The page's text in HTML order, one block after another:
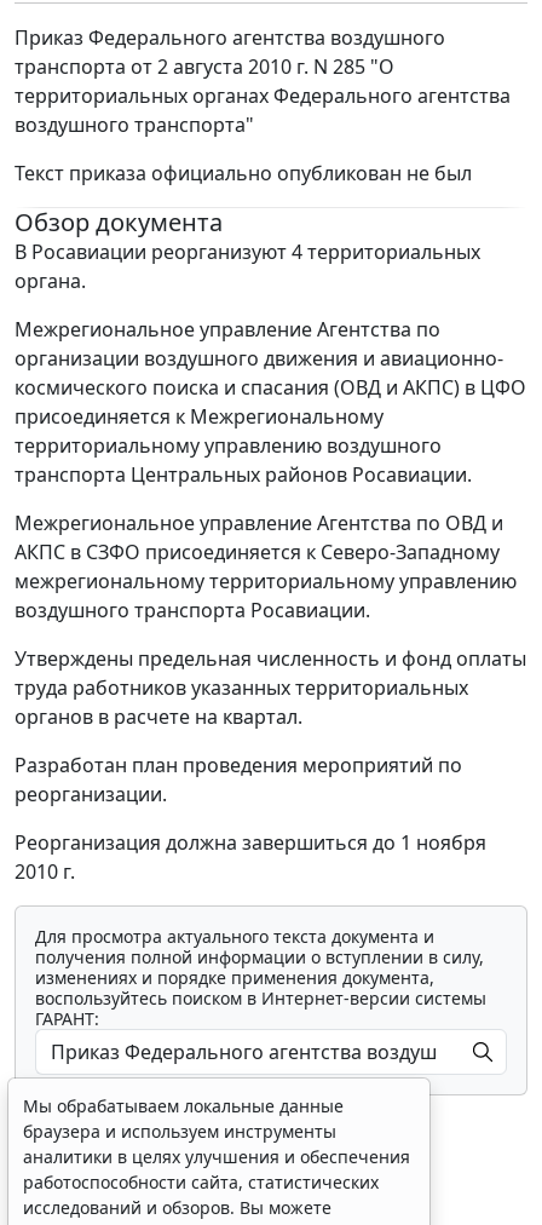
Приказ Федерального агентства воздушного
транспорта от 2 августа 2010 г. N 285 "О
территориальных органах Федерального агентства
воздушного транспорта"
Текст приказа официально опубликован не был
Обзор документа
В Росавиации реорганизуют 4 территориальных
органа.
Межрегиональное управление Агентства по
организации воздушного движения и авиационно-
космического поиска и спасания (ОВД и АКПС) в ЦФО
присоединяется к Межрегиональному
территориальному управлению воздушного
транспорта Центральных районов Росавиации.
Межрегиональное управление Агентства по ОВД и
АКПС в СЗФО присоединяется к Северо-Западному
межрегиональному территориальному управлению
воздушного транспорта Росавиации.
Утверждены предельная численность и фонд оплаты
труда работников указанных территориальных
органов в расчете на квартал.
Разработан план проведения мероприятий по
реорганизации.
Реорганизация должна завершиться до 1 ноября
2010 г.
Для просмотра актуального текста документа и
получения полной информации о вступлении в силу,
изменениях и порядке применения документа,
воспользуйтесь поиском в Интернет-версии системы
ГАРАНТ:
Показать все материалы
Мы обрабатываем локальные данные
браузера и используем инструменты
аналитики в целях улучшения и обеспечения
работоспособности сайта, статистических
исследований и обзоров. Вы можете